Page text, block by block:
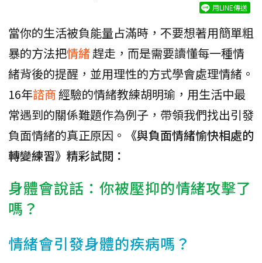
用LINE傳送
當你的生活被負能量占滿時，不要想著用簡單粗
暴的方法把情緒趕走，而是需要讀懂每一種情
緒背後的提醒，並用理性的方式學會處理情緒。
16年諮商經驗的情緒教練胡明瑜，用生活中最
常遇到的關係難題作為例子，帶領我們找出引發
負面情緒的真正原因。 《與負面情緒愉快相處的
轉變練習》精彩試閱：
身體會說話：你被壓抑的情緒攻擊了
嗎？
情緒會引發身體的疾病嗎？